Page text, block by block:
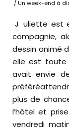
/ Un week-end à
Juliette est en plein dans la période Princesse et
compagnie,
dessin animé
elle est toute
avait envie
plus de
l’hôtel et
vendredi